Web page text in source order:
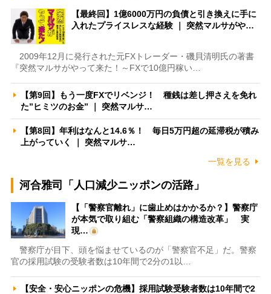
【最終回】1億6000万円の負債と引き換えに手に
入れたプライスレスな経験 ｜ 突然マルサがや…
2009年12月に発行された元FXトレーダー・磯貝清明氏の著書
『突然マルサがやって来た！～FXで10億円稼い…
【第9回】もう一度FXでリベンジ！ 種銭は差し押さえを免れ
た”ヒミツのお金” ｜ 突然マルサ…
【第8回】年利はなんと14.6％！ 毎日5万円超の延滞税が積み
上がっていく ｜ 突然マルサ…
一覧を見る
河合雅司「人口減少ニッポンの活路」
【「警察官離れ」に歯止めはかかるか？】警察庁
が本気で取り組む「警察組織の構造改革」 実
現…
警察庁が目下、頭を悩ませているのが「警察官不足」だ。警察
官の採用試験の受験者数は10年間で2分の1以…
【安全・安心ニッポンの危機】採用試験受験者数は10年間で2